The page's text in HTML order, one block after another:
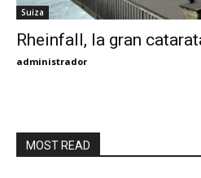
Suiza
Rheinfall, la gran
administrador
MOST READ